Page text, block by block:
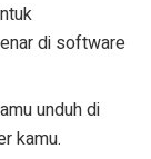
di software
unduh di
kamu.